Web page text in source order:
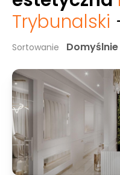
Trybunalski
Sortowanie Domyślnie